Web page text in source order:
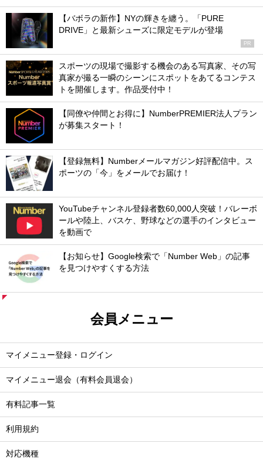
【バボラの新作】NYの輝きを纏う。「PURE
DRIVE」と最新シューズに限定モデルが登場
PR
スポーツの現場で撮影する機会のある写真家、その写
真家が撮る一瞬のシーンにスポットをあてるコンテス
トを開催します。作品受付中！
【同僚や仲間とお得に】NumberPREMIER法人プラン
が募集スタート！
【登録無料】Numberメールマガジン好評配信中。ス
ポーツの「今」をメールでお届け！
YouTubeチャンネル登録者数60,000人突破！バレーボ
ールや陸上、バスケ、野球などの選手のインタビュー
を動画で
【お知らせ】Google検索で「Number Web」の記事
を見つけやすくする方法
会員メニュー
マイメニュー登録・ログイン
マイメニュー退会（有料会員退会）
有料記事一覧
利用規約
対応機種